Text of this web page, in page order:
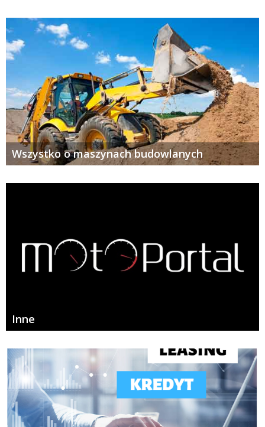
Wszystko o maszynach budowlanych
Inne